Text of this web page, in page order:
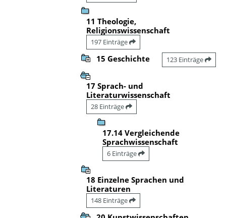
11 Theologie,
Religionswissenschaft
197 Einträge
15 Geschichte 123 Einträge
17 Sprach- und
Literaturwissenschaft
28 Einträge
17.14 Vergleichende
Sprachwissenschaft
6 Einträge
18 Einzelne Sprachen und
Literaturen
148 Einträge